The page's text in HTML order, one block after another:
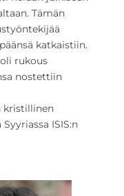
Tämän
katkaistiin.
rukous
nostettiin
kristillinen
ISIS:n